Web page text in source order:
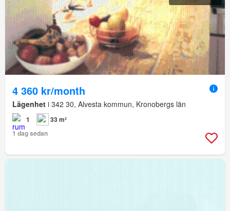
4 360 kr/month
Lägenhet i 342 30, Alvesta kommun, Kronobergs län
1
33 m²
1 dag sedan